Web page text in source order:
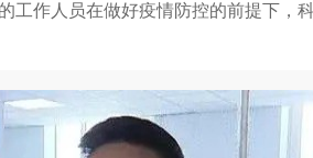
工作人员在做好疫情防控的前提下